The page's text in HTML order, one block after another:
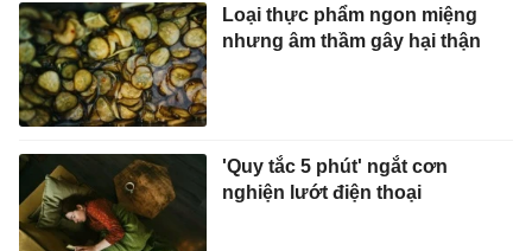
Loại thực phẩm ngon miệng
nhưng âm thầm gây hại thận
'Quy tắc 5 phút' ngắt cơn
nghiện lướt điện thoại